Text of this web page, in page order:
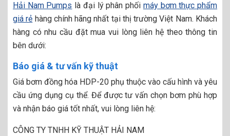
Hải Nam Pumps là đại lý phân phối máy bơm thực phẩm
giá rẻ hàng chính hãng nhất tại thị trường Việt Nam. Khách
hàng có nhu cầu đặt mua vui lòng liên hệ theo thông tin
bên dưới:
Báo giá & tư vấn kỹ thuật
Giá bơm đồng hóa HDP-20 phụ thuộc vào cấu hình và yêu
cầu ứng dụng cụ thể. Để được tư vấn chọn bơm phù hợp
và nhận báo giá tốt nhất, vui lòng liên hệ:
CÔNG TY TNHH KỸ THUẬT HẢI NAM